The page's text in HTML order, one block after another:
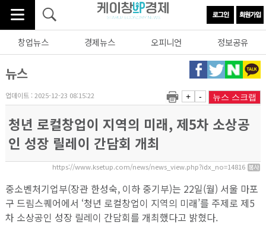
창업뉴스 경제뉴스 오피니언 정보공유
뉴스
업데이트 : 2025-12-23 08:15:22 + - 뉴스 스크랩
청년 로컬창업이 지역의 미래, 제5차 소상공
인 성장 릴레이 간담회 개최
https://www.ksetup.com/news/news_view.php?idx_no=14816
중소벤처기업부(장관 한성숙, 이하 중기부)는 22일(월) 서울 마포
구 드림스퀘어에서 ‘청년 로컬창업이 지역의 미래’를 주제로 제5
차 소상공인 성장 릴레이 간담회를 개최했다고 밝혔다.